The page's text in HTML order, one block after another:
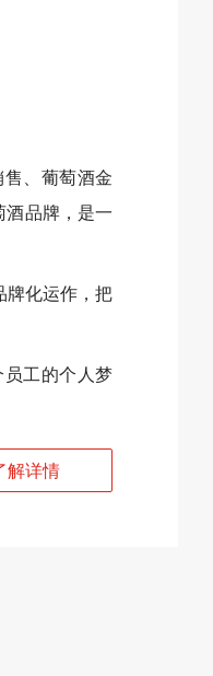
、葡萄酒金
品牌，是一
牌化运作，把
工的个人梦
解详情